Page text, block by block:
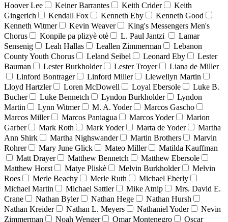
Hoover Lee
Keiner Barrantes Keith Crider
Keith
Gingerich
Kendall Fox Kenneth Eby
Kenneth Good
Kenneth Witmer
Kevin Weaver
King's Messengers Men's
Chorus
Konpile pa plizyè otè L. Paul Jantzi
Lamar
Sensenig
Leah Hallas Leallen Zimmerman
Lebanon
County Youth Chorus
Leland Seibel Leonard Eby
Lester
Bauman
Lester Burkholder Lester Troyer
Liana de Miller
Linford Bontrager
Linford Miller
Llewellyn Martin
Lloyd Hartzler
Loren McDowell Loyal Ebersole
Luke B.
Bucher
Luke Bennetch Lyndon Burkholder
Lyndon
Martin
Lynn Witmer M. A. Yoder
Marcos Gascho
Marcos Miller
Marcos Paniagua Marcos Yoder
Marion
Garber
Mark Roth Mark Yoder Marta de Yoder
Martha
Ann Shirk
Martha Nighswander Martin Brothers
Marvin
Rohrer
Mary June Glick Mateo Miller
Matilda Kauffman
Matt Drayer
Matthew Bennetch
Matthew Ebersole
Matthew Horst
Matye Pliskè Melvin Burkholder
Melvin
Roes
Merle Beachy Merle Ruth
Michael Eberly
Michael Martin
Michael Sattler Mike Atnip
Mrs. David E.
Crane
Nathan Byler Nathan Hege
Nathan Hursh
Nathan Kreider
Nathan L. Meyers Nathaniel Yoder
Nevin
Zimmerman
Noah Wenger Omar Montenegro Oscar